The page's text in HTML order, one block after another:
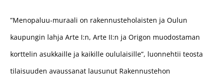
”Menopaluu-muraali on rakennusteholaisten ja Oulun
kaupungin lahja Arte I:n, Arte II:n ja Origon muodostaman
korttelin asukkaille ja kaikille oululaisille”, luonnehtii teosta
tilaisuuden avaussanat lausunut Rakennustehon